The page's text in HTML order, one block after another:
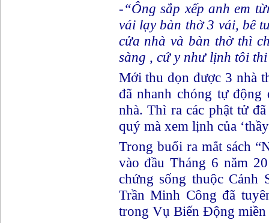
-“Ông sắp xếp anh em
vái lạy bàn thờ 3 vái, bê
cửa nhà và bàn thờ thì
sàng , cứ y như lịnh tôi
Mới thu dọn được 3 nhà
đã nhanh chóng tự
nhà. Thì ra các phật tử
quý mà xem lịnh của
Trong buổi ra mắt sách
vào đầu Tháng 6 năm
chứng sống thuộc Cảnh
Trần Minh Công đã
trong Vụ Biến Động miền